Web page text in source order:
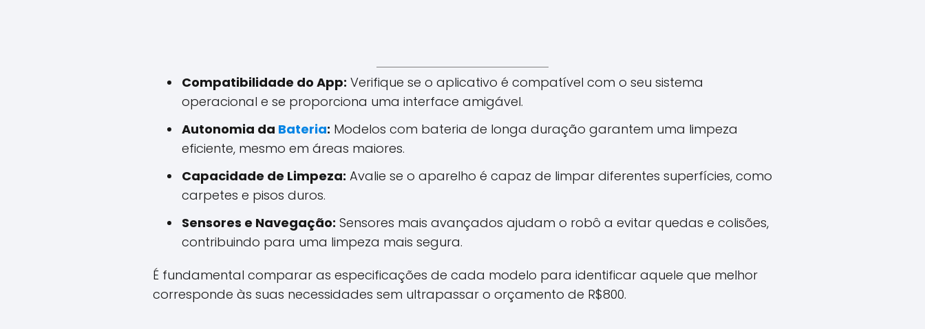
Compatibilidade do App: Verifique se o aplicativo é compatível com o seu sistema
operacional e se proporciona uma interface amigável.
Autonomia da Bateria: Modelos com bateria de longa duração garantem uma limpeza
eficiente, mesmo em áreas maiores.
Capacidade de Limpeza: Avalie se o aparelho é capaz de limpar diferentes superfícies, como
carpetes e pisos duros.
Sensores e Navegação: Sensores mais avançados ajudam o robô a evitar quedas e colisões,
contribuindo para uma limpeza mais segura.
É fundamental comparar as especificações de cada modelo para identificar aquele que melhor
corresponde às suas necessidades sem ultrapassar o orçamento de R$800.